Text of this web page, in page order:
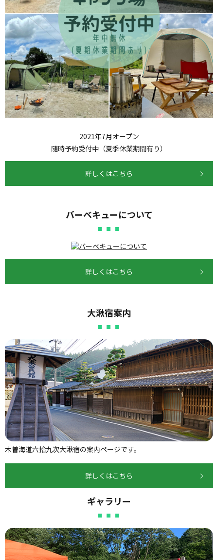
2021年7月オープン
随時予約受付中（夏季休業期間有り）
詳しくはこちら
バーベキューについて
詳しくはこちら
大湫宿案内
木曽海道六拾九次大湫宿の案内ページです。
詳しくはこちら
ギャラリー